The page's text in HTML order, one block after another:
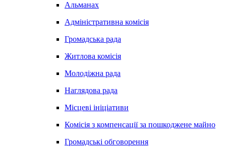
Альманах
Адміністративна комісія
Громадська рада
Житлова комісія
Молодіжна рада
Наглядова рада
Місцеві ініціативи
Комісія з компенсації за пошкоджене майно
Громадські обговорення